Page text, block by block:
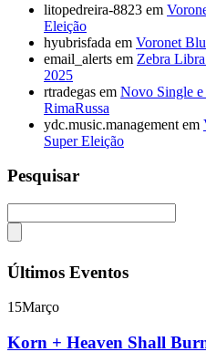
litopedreira-8823 em
Eleição
hyubrisfada em Voronet
email_alerts em Zebra
2025
rtradegas em Novo Single e
RimaRussa
ydc.music.management em
Super Eleição
Pesquisar
Últimos Eventos
15Março
Korn + Heaven Shall